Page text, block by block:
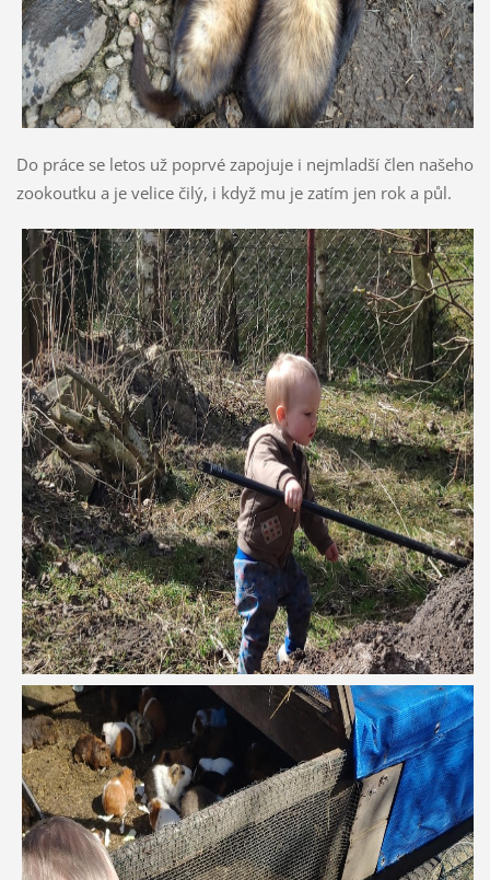
Do práce se letos už poprvé zapojuje i nejmladší člen našeho
zookoutku a je velice čilý, i když mu je zatím jen rok a půl.